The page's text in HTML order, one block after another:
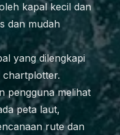
kapal kecil dan
dan mudah
yang dilengkapi
chartplotter.
pengguna melihat
peta laut,
rute dan